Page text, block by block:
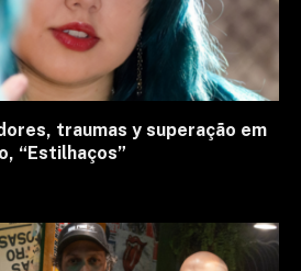
traumas y superação em
“Estilhaços”